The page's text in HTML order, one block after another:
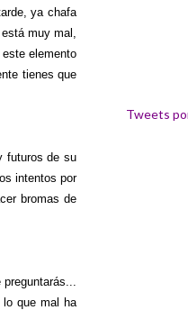
ya chafa
muy mal,
elemento
tienes que
futuros de su
intentos por
bromas de
que mal ha
Tweets